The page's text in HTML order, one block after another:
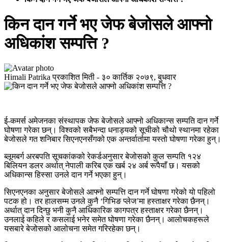
किन दान गर्ने भए जेफ बेजोसले आफ्नो
अधिकांश सम्पत्ति ?
Himali Patrika प्रकाशित मिती - ३० कार्तिक २०७९, बुधवार
ई-कमर्स अमेजनका संस्थापक जेफ बेजोसले आफ्नो अधिकान्स सम्पति दान गर्ने
घोषणा गरेका छन्। विश्वको सबैभन्दा धनाड्यको सूचीको चौथो स्थानमा रहेका
बेजोसले गत शनिबार सिएनएनसँगको एक अन्तर्वार्तामा यस्तो घोषणा गरेका हुन्।
ब्लूमबर्ग अरबपति सूचकांकको रेकर्डअनुसार बेजोसको कुल सम्पति १२४
बिलियन डलर अर्थात् नेपाली करिब एक खर्ब २४ अर्ब रूपैयाँ छ। यसको
अधिकान्स हिस्सा उनले दान गर्ने भएका हुन्।
सिएनएनका अनुसार बेजोसले आफ्नो सम्पत्ति दान गर्ने घोषणा गरेको यो पहिलो
पटक हो। तर हालसम्म उनले कुनै ‘गिभिङ प्लेज’मा हस्ताक्षर गरेका छैनन्।
अर्थात् दान दिन्छु भनी कुनै आधिकारिक कागपत्र हस्ताक्षर गरेका छैनन्।
उनलाई कहिले र कसलाई भनेर समेत घोषणा गरेका छैनन्। आलोचकहरूले
यसबारे बेजोसको आलोचना समेत गरिरहेका छन्।